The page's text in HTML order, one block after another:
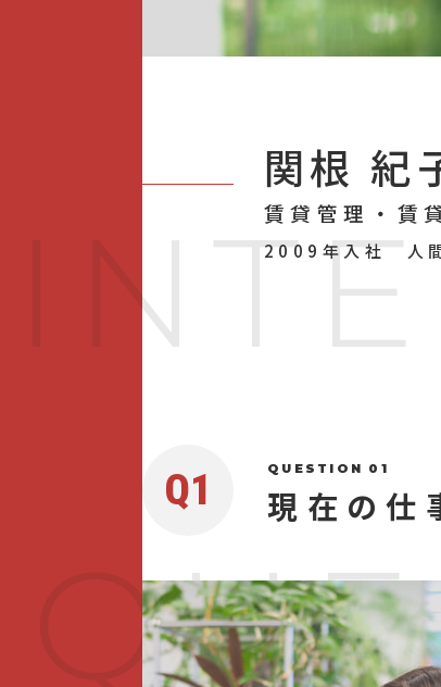
TE
関根 紀
賃貸管理・賃
2009年入社 人
QUE
Q1 QUESTION 01
現在の仕